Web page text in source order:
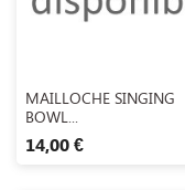
Aperçu rapide
MAILLOCHE SINGING
BOWL...
14,00 €